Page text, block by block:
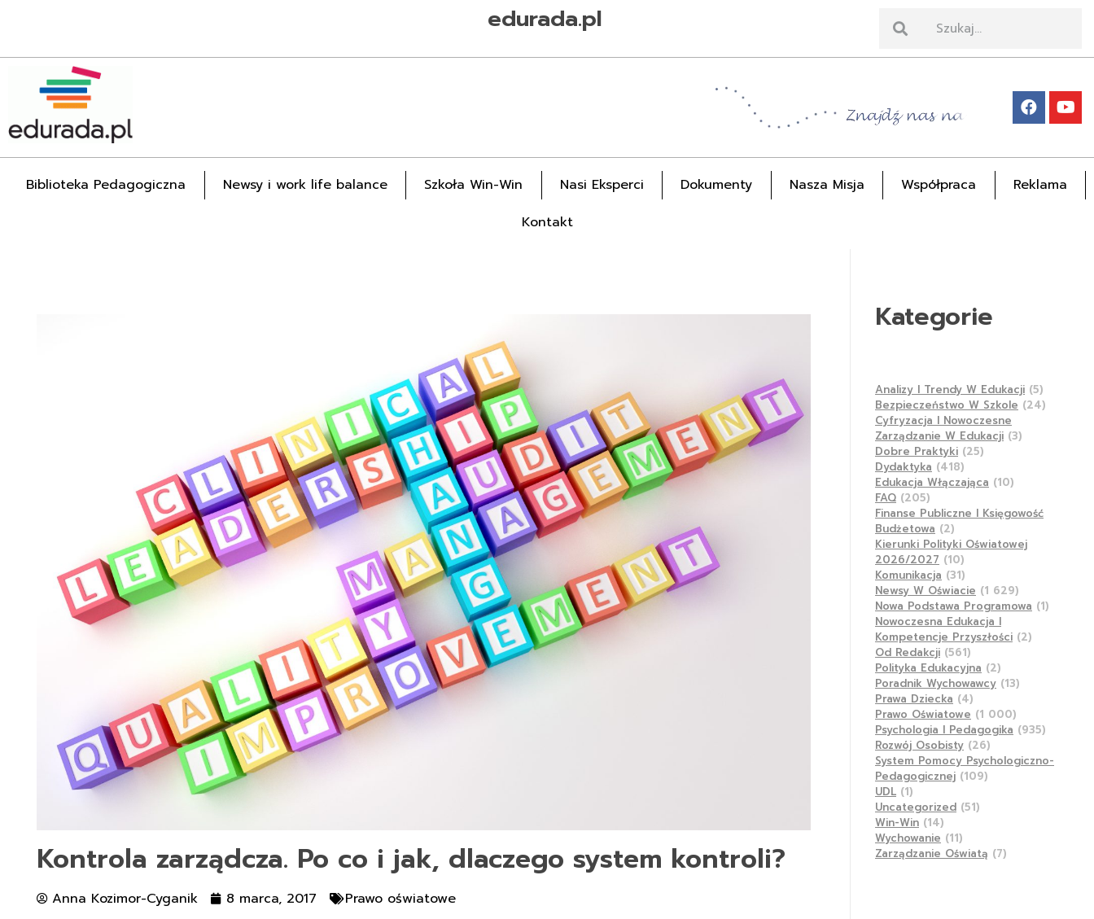
edurada.pl
Edurada.pl
Biblioteka Pedagogiczna Newsy i work life balance Szkoła Win-Win Nasi Eksperci Dokumenty Nasza Misja Współpraca
Reklama
Kontakt
Kontrola zarządcza. Po co i jak, dlaczego system kontroli?
Anna Kozimor-Cyganik 8 marca, 2017
Prawo oświatowe
Kategorie
Analizy I Trendy W Edukacji (5)
Bezpieczeństwo W Szkole (24)
Cyfryzacja I Nowoczesne
Zarządzanie W Edukacji (3)
Dobre Praktyki (25)
Dydaktyka (418)
Edukacja Włączająca (10)
FAQ (205)
Finanse Publiczne I Księgowość
Budżetowa (2)
Kierunki Polityki Oświatowej
2026/2027 (10)
Komunikacja (31)
Newsy W Oświacie (1 629)
Nowa Podstawa Programowa (1)
Nowoczesna Edukacja I
Kompetencje Przyszłości (2)
Od Redakcji (561)
Polityka Edukacyjna (2)
Poradnik Wychowawcy (13)
Prawa Dziecka (4)
Prawo Oświatowe (1 000)
Psychologia I Pedagogika (935)
Rozwój Osobisty (26)
System Pomocy Psychologiczno-
Pedagogicznej (109)
UDL (1)
Uncategorized (51)
Win-Win (14)
Wychowanie (11)
Zarządzanie Oświatą (7)